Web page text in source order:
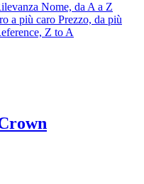
Nome, da A a Z
a più caro Prezzo, da più
Z to A